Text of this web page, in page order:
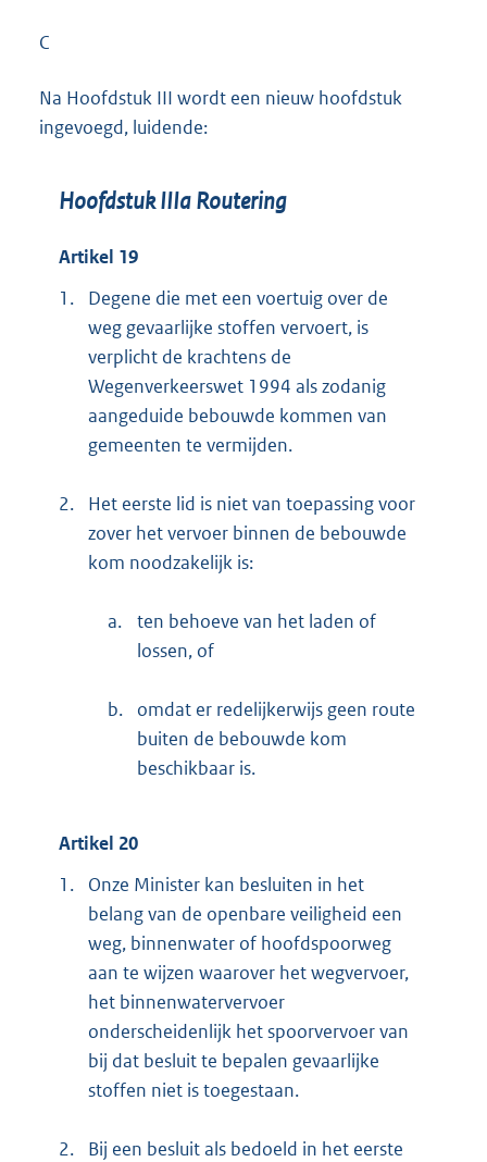
C
Na Hoofdstuk III wordt een nieuw hoofdstuk
ingevoegd, luidende:
Hoofdstuk IIIa Routering
Artikel 19
1.
Degene die met een voertuig over de
weg gevaarlijke stoffen vervoert, is
verplicht de krachtens de
Wegenverkeerswet 1994 als zodanig
aangeduide bebouwde kommen van
gemeenten te vermijden.
2.
Het eerste lid is niet van toepassing voor
zover het vervoer binnen de bebouwde
kom noodzakelijk is:
a.
ten behoeve van het laden of
lossen, of
b.
omdat er redelijkerwijs geen route
buiten de bebouwde kom
beschikbaar is.
Artikel 20
1.
Onze Minister kan besluiten in het
belang van de openbare veiligheid een
weg, binnenwater of hoofdspoorweg
aan te wijzen waarover het wegvervoer,
het binnenwatervervoer
onderscheidenlijk het spoorvervoer van
bij dat besluit te bepalen gevaarlijke
stoffen niet is toegestaan.
2.
Bij een besluit als bedoeld in het eerste